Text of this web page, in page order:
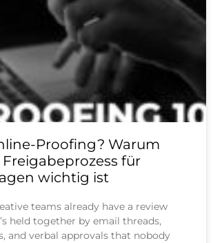
Proofing? Warum
für
wichtig ist
teams already have a review
held together by email threads,
and verbal approvals that nobody